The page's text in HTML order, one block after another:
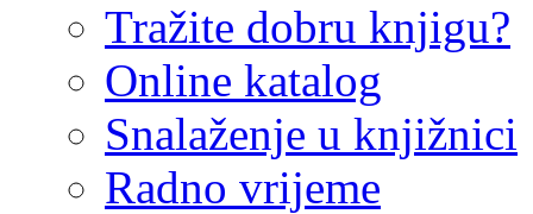
Tražite dobru knjigu?
Online katalog
Snalaženje u knjižnici
Radno vrijeme